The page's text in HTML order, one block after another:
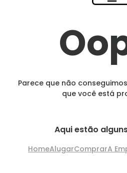
Parece que não
que você está
Aqui estão
HomeAlugarComprarA